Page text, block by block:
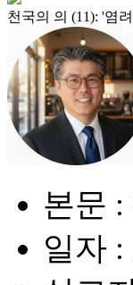
천국의 의 (11): '염
본문 :
일자 :